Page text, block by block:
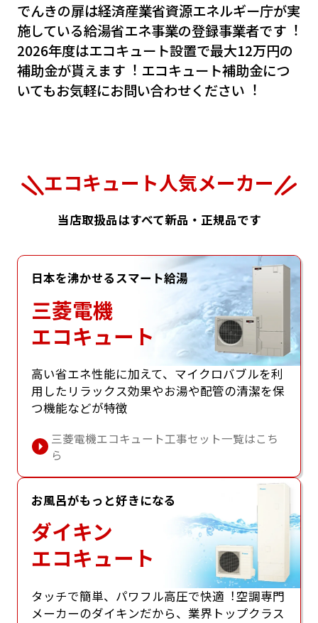
でんきの扉は経済産業省資源エネルギー庁が実
施している給湯省エネ事業の登録事業者です︕
2026年度はエコキュート設置で最⼤12万円の
補助⾦が貰えます︕ エコキュート補助⾦につ
いてもお気軽にお問い合わせください︕
エコキュート人気メーカー
当店取扱品はすべて新品・正規品です
日本を沸かせるスマート給湯
三菱電機
エコキュート
⾼い省エネ性能に加えて、マイクロバブルを利
⽤したリラックス効果やお湯や配管の清潔を保
つ機能などが特徴
三菱電機エコキュート工事セット一覧はこち
ら
お風呂がもっと好きになる
ダイキン
エコキュート
タッチで簡単、パワフル⾼圧で快適︕空調専⾨
メーカーのダイキンだから、業界トップクラス